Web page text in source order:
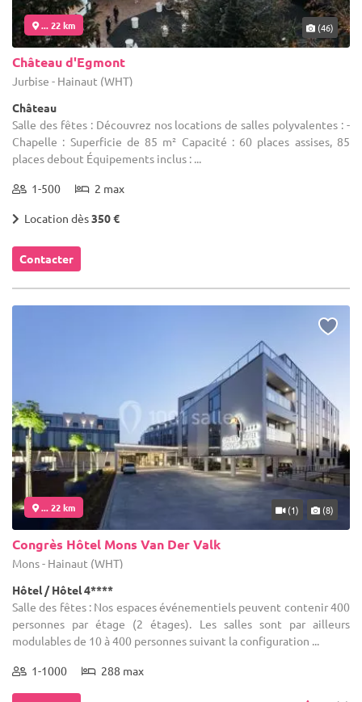
... 22 km (46)
Château d'Egmont
Jurbise - Hainaut (WHT)
Château
Salle des fêtes : Découvrez nos locations de salles polyvalentes : -
Chapelle : Superficie de 85 m² Capacité : 60 places assises, 85
places debout Équipements inclus : ...
1-500 2 max
Location dès350 €
Contacter
... 22 km (1) (8)
Congrès Hôtel Mons Van Der Valk
Mons - Hainaut (WHT)
Hôtel / Hôtel 4****
Salle des fêtes : Nos espaces événementiels peuvent contenir 400
personnes par étage (2 étages). Les salles sont par ailleurs
modulables de 10 à 400 personnes suivant la configuration ...
1-1000 288 max